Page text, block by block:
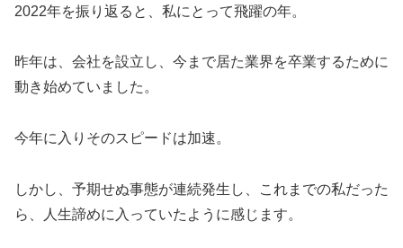
2022年を振り返ると、私にとって飛躍の年。
昨年は、会社を設立し、今まで居た業界を卒業するために
動き始めていました。
今年に入りそのスピードは加速。
しかし、予期せぬ事態が連続発生し、これまでの私だった
ら、人生諦めに入っていたように感じます。